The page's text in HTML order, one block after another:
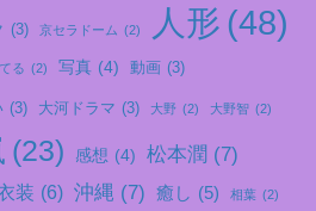
(3) 京セラドーム (2) 人形 (48)
る (2) 写真 (4) 動画 (3)
(3) 大河ドラマ (3) 大野 (2) 大野智 (2)
(23) 感想 (4) 松本潤 (7)
装 (6) 沖縄 (7) 癒し (5) 相葉 (2)